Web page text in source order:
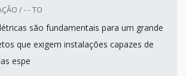
/ - - TO
são fundamentais para um grande
que exigem instalações capazes de
espe